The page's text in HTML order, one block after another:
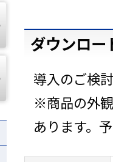
ダウンロー
導入のご検
※商品の外
あります。